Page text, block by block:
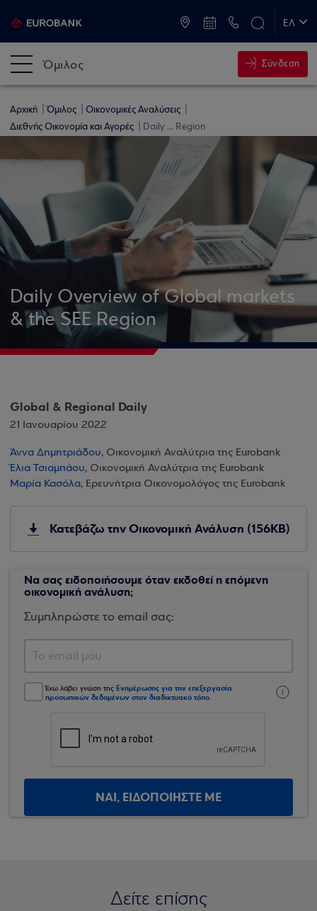
ΕΛ
Όμιλος Σύνδεση
Αρχική Όμιλος
Οικονομικές Αναλύσεις
Διεθνής Οικονομία και Αγορές
Daily ... Region
Daily Overview of Global markets
& the SEE Region
Global & Regional Daily
21 Ιανουαρίου 2022
Άννα Δημητριάδου, Οικονομική Αναλύτρια της Eurobank
Έλια Τσιαμπάου, Οικονομική Αναλύτρια της Eurobank
Μαρία Κασόλα, Ερευνήτρια Οικονομολόγος της Eurobank
Κατεβάζω την Οικονομική Ανάλυση (156KB)
Να σας ειδοποιήσουμε όταν εκδοθεί η επόμενη
οικονομική ανάλυση;
Συμπληρώστε το email σας:
Έχω λάβει γνώση της Ενημέρωσης για την επεξεργασία
προσωπικών δεδομένων στον διαδικτυακό τόπο.
ΝΑΙ, ΕΙΔΟΠΟΙΗΣΤΕ ΜΕ
Δείτε επίσης